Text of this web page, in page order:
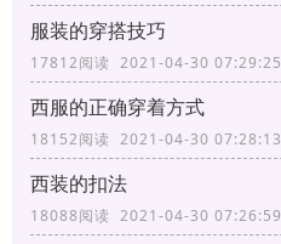
服装的穿搭技巧
17812阅读 2021-04-30 07:29:25
西服的正确穿着方式
18152阅读 2021-04-30 07:28:13
西装的扣法
18088阅读 2021-04-30 07:26:59